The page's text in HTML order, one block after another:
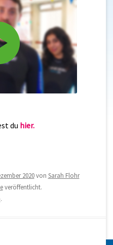
du hier.
2020von Sarah Flohr
veröffentlicht.
.